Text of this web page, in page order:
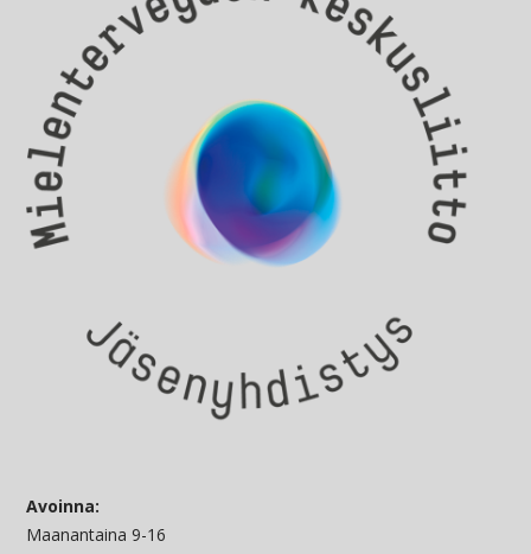
Avoinna:
Maanantaina 9-16